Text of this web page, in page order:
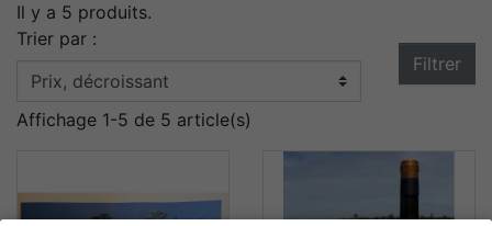
Il y a 5 produits.
Trier par :
Filtrer
Affichage 1-5 de 5 article(s)